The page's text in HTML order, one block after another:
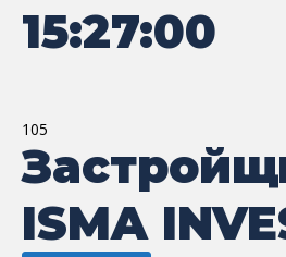
15:27:00
105
ISMA